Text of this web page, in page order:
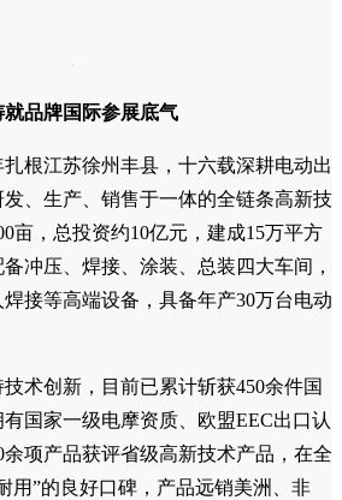
就品牌国际参展底气
扎根江苏徐州丰县，十六载深耕电动出
、生产、销售于一体的全链条高新技
亩，总投资约10亿元，建成15万平方
冲压、焊接、涂装、总装四大车间，
接等高端设备，具备年产30万台电动
术创新，目前已累计斩获450余件国
国家一级电摩资质、欧盟EEC出口认
项产品获评省级高新技术产品，在全
用”的良好口碑，产品远销美洲、非